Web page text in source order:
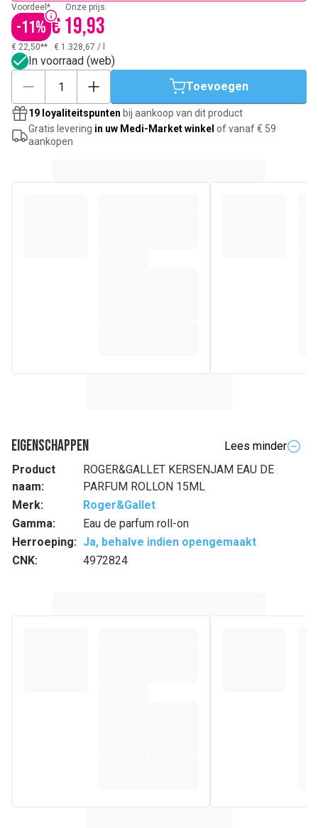
Voordeel*
-11%
Onze prijs
€ 19,93
€ 22,50** € 1.328,67 /
In voorraad (web)
Toevoegen
19 loyaliteitspunten bij aankoop van dit product
Gratis levering in uw Medi-Market winkel of vanaf € 59
aankopen
Eigenschappen
Lees minder
Product
naam:
ROGER&GALLET KERSENJAM EAU DE
PARFUM ROLLON 15ML
Merk:
Roger&Gallet
Gamma:
Eau de parfum roll-on
Herroeping: Ja, behalve indien opengemaakt
CNK:
4972824